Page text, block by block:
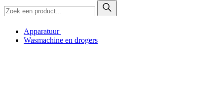
Apparatuur
Wasmachine en drogers